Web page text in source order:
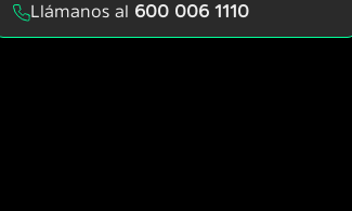
Llámanos al 600 006 1110